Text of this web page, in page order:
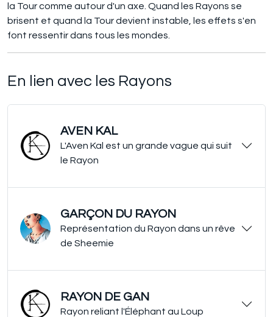
la Tour comme autour d'un axe. Quand les Rayons se
brisent et quand la Tour devient instable, les effets s'en
font ressentir dans tous les mondes.
En lien avec les Rayons
AVEN KAL
L'Aven Kal est un grande vague qui suit
le Rayon
GARÇON DU RAYON
Représentation du Rayon dans un rêve
de Sheemie
RAYON DE GAN
Rayon reliant l'Éléphant au Loup